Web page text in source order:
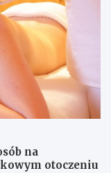
na
otoczeniu